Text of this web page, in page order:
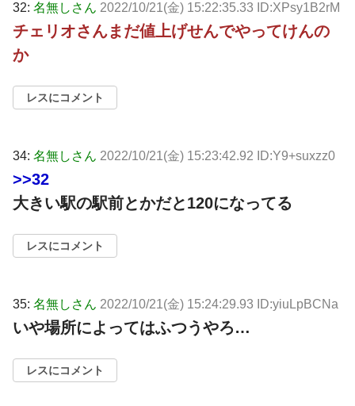
32: 名無しさん 2022/10/21(金) 15:22:35.33 ID:XPsy1B2rM
チェリオさんまだ値上げせんでやってけんの
か
レスにコメント
34: 名無しさん 2022/10/21(金) 15:23:42.92 ID:Y9+suxzz0
>>32
大きい駅の駅前とかだと120になってる
レスにコメント
35: 名無しさん 2022/10/21(金) 15:24:29.93 ID:yiuLpBCNa
いや場所によってはふつうやろ…
レスにコメント